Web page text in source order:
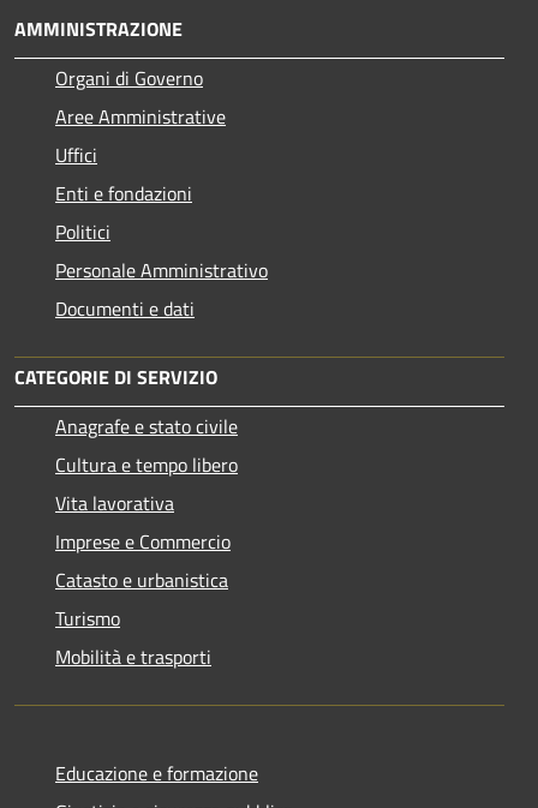
AMMINISTRAZIONE
Organi di Governo
Aree Amministrative
Uffici
Enti e fondazioni
Politici
Personale Amministrativo
Documenti e dati
CATEGORIE DI SERVIZIO
Anagrafe e stato civile
Cultura e tempo libero
Vita lavorativa
Imprese e Commercio
Catasto e urbanistica
Turismo
Mobilità e trasporti
Educazione e formazione